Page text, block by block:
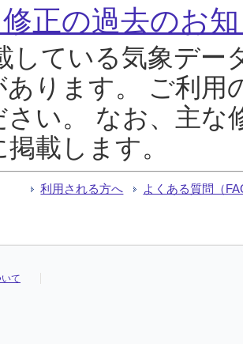
正の過去のお
している気象デー
あります。 ご利用
さい。 なお、主な
載します。
利用される方へ よくある質問（
て